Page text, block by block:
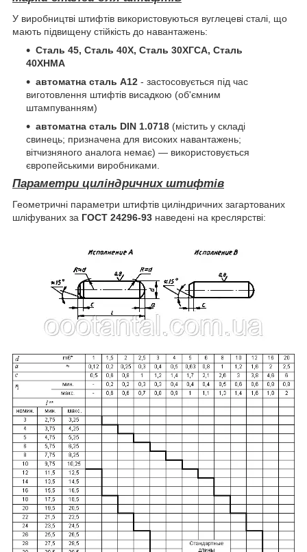
У виробництві штифтів використовуються вуглецеві сталі, що
мають підвищену стійкість до навантажень:
Сталь 45, Сталь 40Х, Сталь 30ХГСА, Сталь
40ХНМА
автоматна сталь А12 - застосовується під час
виготовлення штифтів висадкою (об'ємним
штампуванням)
автоматна сталь DIN 1.0718 (містить у складі
свинець; призначена для високих навантажень;
вітчизняного аналога немає) — використовується
європейськими виробниками.
Параметри циліндричних штифтів
Геометричні параметри штифтів циліндричних загартованих
шліфуваних за ГОСТ 24296-93 наведені на креслярстві: